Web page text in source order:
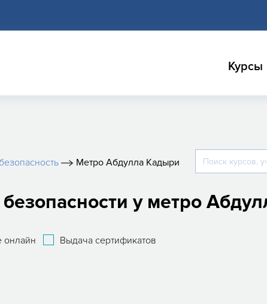
Курсы
Метро Абдулла Кадыри
у метро
онлайн Выдача сертификатов